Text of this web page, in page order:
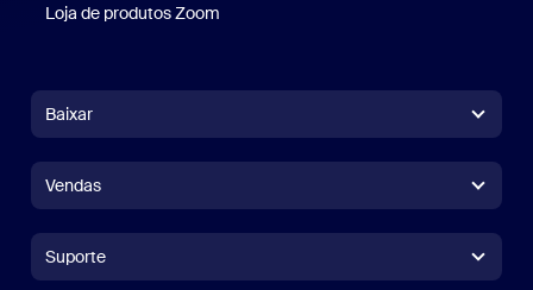
Loja de produtos Zoom
Baixar
Aplicativo Zoom RoomsAplicativo Zoom Rooms
Controlador do Zoom Rooms
Vendas
Falar com a equipe de vendas
Suporte
Suporte